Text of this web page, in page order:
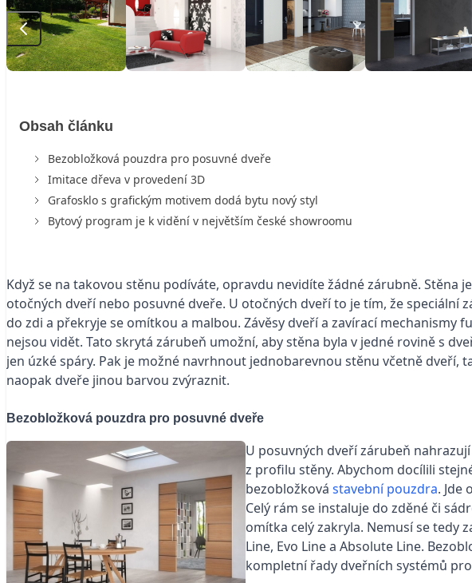
Obsah článku
Bezobložková pouzdra pro posuvné dveře
Imitace dřeva v provedení 3D
Grafosklo s grafickým motivem dodá bytu nový styl
Bytový program je k vidění v největším české showroomu
Když se na takovou stěnu podíváte, opravdu nevidíte žádné zárubně. Stěna
otočných dveří nebo posuvné dveře. U otočných dveří to je tím, že speciální
do zdi a překryje se omítkou a malbou. Závěsy dveří a zavírací mechanismy
nejsou vidět. Tato skrytá zárubeň umožní, aby stěna byla v jedné rovině s
jen úzké spáry. Pak je možné navrhnout jednobarevnou stěnu včetně dveří,
naopak dveře jinou barvou zvýraznit.
Bezobložková pouzdra pro posuvné dveře
U posuvných dveří zárubeň
z profilu stěny. Abychom docílili
bezobložková stavební pouzdra. Jde
Celý rám se instaluje do zděné či
omítka celý zakryla. Nemusí se tedy
Line, Evo Line a Absolute Line.
kompletní řady dveřních systémů